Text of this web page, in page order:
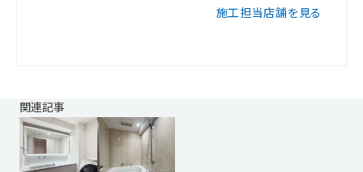
施工担当店舗を見る
関連記事